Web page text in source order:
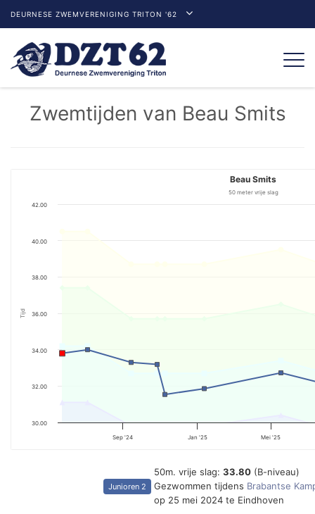
DEURNESE ZWEMVERENIGING TRITON '62
Zwemtijden van Beau Smits
Tijd
Beau Smits
50 meter vrije slag
Sep '24 Jan '25 Mei '25
30.00
32.00
34.00
36.00
38.00
40.00
42.00
Junioren 2
50m. vrije slag: 33.80 (B-niveau)
Gezwommen tijdens Brabantse
op 25 mei 2024 te Eindhoven